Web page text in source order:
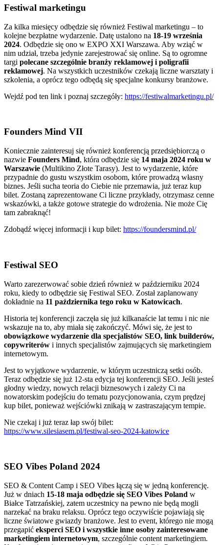
Festiwal marketingu
Za kilka miesięcy odbędzie się również Festiwal marketingu – to
kolejne bezpłatne wydarzenie. Datę ustalono na 18-19 września
2024. Odbędzie się ono w EXPO XXI Warszawa. Aby wziąć w
nim udział, trzeba jedynie zarejestrować się online. Są to ogromne
targi polecane szczególnie branży reklamowej i poligrafii
reklamowej. Na wszystkich uczestników czekają liczne warsztaty i
szkolenia, a oprócz tego odbędą się specjalne konkursy branżowe.
Wejdź pod ten link i poznaj szczegóły: https://festiwalmarketingu.pl/
Founders Mind VII
Koniecznie zainteresuj się również konferencją przedsiębiorczą o
nazwie Founders Mind, która odbędzie się 14 maja 2024 roku w
Warszawie (Multikino Złote Tarasy). Jest to wydarzenie, które
przypadnie do gustu wszystkim osobom, które prowadzą własny
biznes. Jeśli sucha teoria do Ciebie nie przemawia, już teraz kup
bilet. Zostaną zaprezentowane Ci liczne przykłady, otrzymasz cenne
wskazówki, a także gotowe strategie do wdrożenia. Nie może Cię
tam zabraknąć!
Zdobądź więcej informacji i kup bilet: https://foundersmind.pl/
Festiwal SEO
Warto zarezerwować sobie dzień również w październiku 2024
roku, kiedy to odbędzie się Festiwal SEO. Został zaplanowany
dokładnie na 11 października tego roku w Katowicach.
Historia tej konferencji zaczęła się już kilkanaście lat temu i nic nie
wskazuje na to, aby miała się zakończyć. Mówi się, że jest to
obowiązkowe wydarzenie dla specjalistów SEO, link builderów,
copywriterów i innych specjalistów zajmujących się marketingiem
internetowym.
Jest to wyjątkowe wydarzenie, w którym uczestniczą setki osób.
Teraz odbędzie się już 12-sta edycja tej konferencji SEO. Jeśli jesteś
głodny wiedzy, nowych relacji biznesowych i zależy Ci na
nowatorskim podejściu do tematu pozycjonowania, czym prędzej
kup bilet, ponieważ wejściówki znikają w zastraszającym tempie.
Nie czekaj i już teraz łap swój bilet:
https://www.silesiasem.pl/festiwal-seo-2024-katowice
SEO Vibes Poland 2024
SEO & Content Camp i SEO Vibes łączą się w jedną konferencję.
Już w dniach 15-18 maja odbędzie się SEO Vibes Poland w
Białce Tatrzańskiej, zatem uczestnicy na pewno nie będą mogli
narzekać na braku relaksu. Oprócz tego oczywiście pojawiają się
liczne światowe gwiazdy branżowe. Jest to event, którego nie mogą
przegapić eksperci SEO i wszystkie inne osoby zainteresowane
marketingiem internetowym, szczególnie content marketingiem.